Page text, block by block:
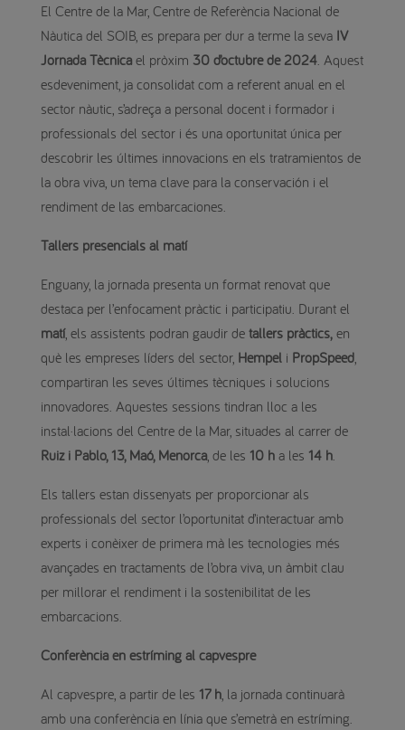
El Centre de la Mar, Centre de Referència Nacional de
Nàutica del SOIB, es prepara per dur a terme la seva IV
Jornada Tècnicael pròxim 30 d’octubre de 2024. Aquest
esdeveniment, ja consolidat com a referent anual en el
sector nàutic, s’adreça a personal docent i formador i
professionals del sector i és una oportunitat única per
descobrir les últimes innovacions en els tratramientos de
la obra viva, un tema clave para la conservación i el
rendiment de las embarcaciones.
Tallers presencials al matí
Enguany, la jornada presenta un format renovat que
destaca per l’enfocament pràctic i participatiu. Durant el
matí, els assistents podran gaudir de tallers pràctics, en
què les empreses líders del sector, Hempeli PropSpeed,
compartiran les seves últimes tècniques i solucions
innovadores. Aquestes sessions tindran lloc a les
instal·lacions del Centre de la Mar, situades al carrer de
Ruiz i Pablo, 13, Maó, Menorca, de les 10 ha les 14 h.
Els tallers estan dissenyats per proporcionar als
professionals del sector l’oportunitat d’interactuar amb
experts i conèixer de primera mà les tecnologies més
avançades en tractaments de l’obra viva, un àmbit clau
per millorar el rendiment i la sostenibilitat de les
embarcacions.
Conferència en estríming al capvespre
Al capvespre, a partir de les 17 h, la jornada continuarà
amb una conferència en línia que s’emetrà en estríming.